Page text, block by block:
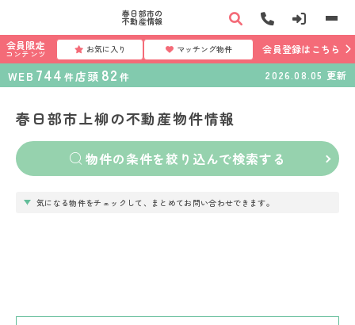
春日部市の
不動産情報
会員限定
コンテンツ お気に入り マッチング物件 会員登録はこちら
WEB 744 件店頭 82 件 2026.08.05 更新
春日部市上柳の不動産物件情報
物件の条件を絞り込んで検索する
気になる物件をチェックして、まとめてお問い合わせできます。